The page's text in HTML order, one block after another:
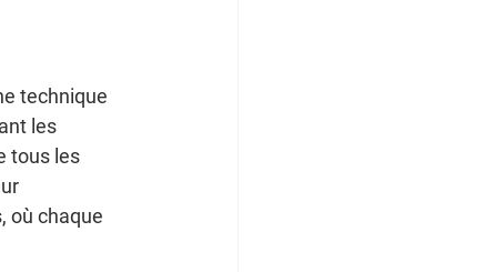
technique
les
tous les
où chaque